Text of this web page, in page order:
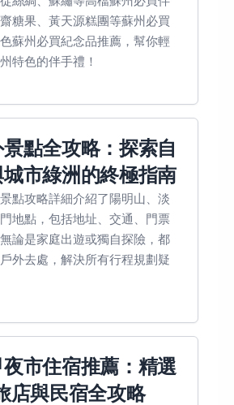
糖果、黃天源糕團等蘇州必買
蘇州必買紀念品推薦，幫你輕
特色的伴手禮！
點全攻略：探索自
市綠洲的終極指南
點攻略詳細介紹了陽明山、淡
地點，包括地址、交通、門票
論是家庭出遊或獨自探險，都
外去處，解決所有行程規劃疑
市住宿推薦：精選
店與民宿全攻略